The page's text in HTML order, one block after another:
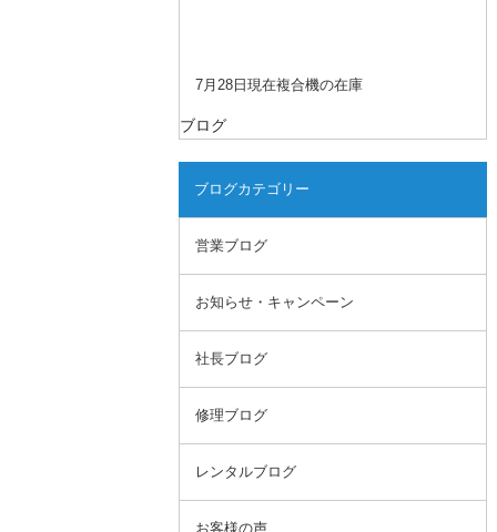
7月28日現在複合機の在庫
ブログ
ブログカテゴリー
営業ブログ
お知らせ・キャンペーン
社長ブログ
修理ブログ
レンタルブログ
お客様の声